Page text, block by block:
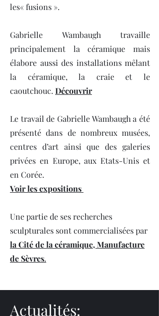
les« fusions ».
Gabrielle Wambaugh travaille
principalement la céramique mais
élabore aussi des installations mêlant
la céramique, la craie et le
caoutchouc. Découvrir
Le travail de Gabrielle Wambaugh a été
présenté dans de nombreux musées,
centres d’art ainsi que des galeries
privées en Europe, aux Etats-Unis et
en Corée.
Voir les expositions
Une partie de ses recherches
sculpturales sont commercialisées par
la Cité de la céramique, Manufacture
de Sèvres.
Actualités: